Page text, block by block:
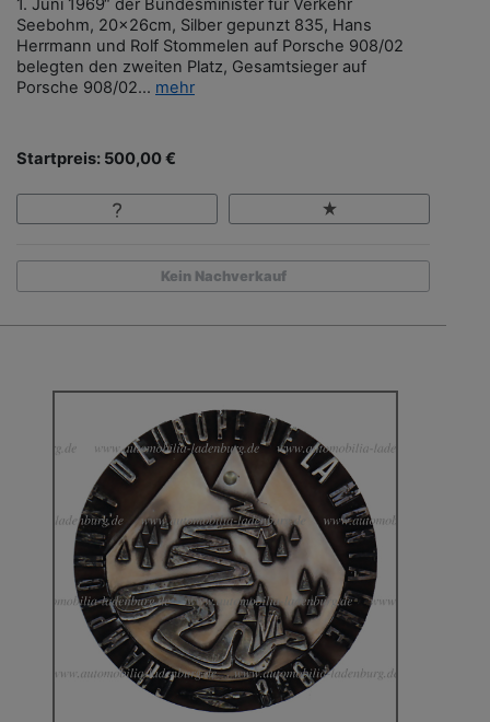
1. Juni 1969“ der Bundesminister für Verkehr
Seebohm, 20x26cm, Silber gepunzt 835, Hans
Herrmann und Rolf Stommelen auf Porsche 908/02
belegten den zweiten Platz, Gesamtsieger auf
Porsche 908/02... mehr
Startpreis: 500,00 €
Kein Nachverkauf